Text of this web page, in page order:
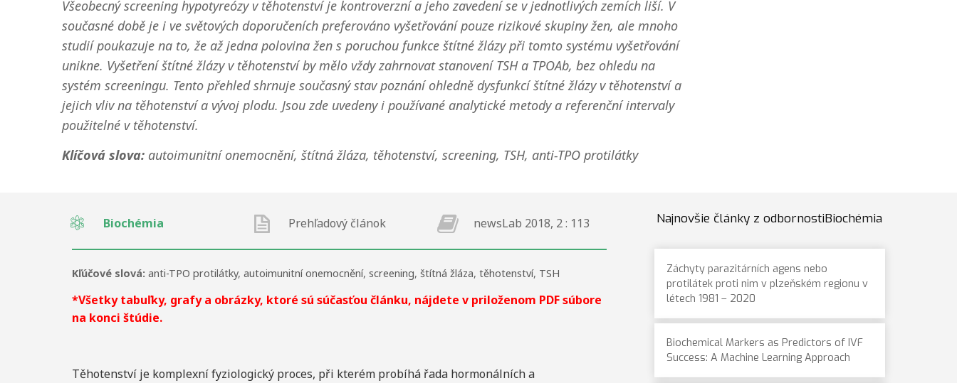
Všeobecný screening hypotyreózy v těhotenství je kontroverzní a jeho zavedení se v jednotlivých zemích liší. V
současné době je i ve světových doporučeních preferováno vyšetřování pouze rizikové skupiny žen, ale mnoho
studií poukazuje na to, že až jedna polovina žen s poruchou funkce štítné žlázy při tomto systému vyšetřování
unikne. Vyšetření štítné žlázy v těhotenství by mělo vždy zahrnovat stanovení TSH a TPOAb, bez ohledu na
systém screeningu. Tento přehled shrnuje současný stav poznání ohledně dysfunkcí štítné žlázy v těhotenství a
jejich vliv na těhotenství a vývoj plodu. Jsou zde uvedeny i používané analytické metody a referenční intervaly
použitelné v těhotenství.
Klíčová slova: autoimunitní onemocnění, štítná žláza, těhotenství, screening, TSH, anti-TPO protilátky
Biochémia Prehľadový článok newsLab 2018, 2 : 113
Kľúčové slová: anti-TPO protilátky,autoimunitní onemocnění,screening,štítná žláza,těhotenství, TSH
*Všetky tabuľky, grafy a obrázky, ktoré sú súčasťou článku, nájdete v priloženom PDF súbore
na konci štúdie.
Těhotenství je komplexní fyziologický proces, při kterém probíhá řada hormonálních a
Najnovšie články z odbornostiBiochémia
Záchyty parazitárních agens nebo
protilátek proti nim v plzeňském regionu v
létech 1981 – 2020
Biochemical Markers as Predictors of IVF
Success: A Machine Learning Approach